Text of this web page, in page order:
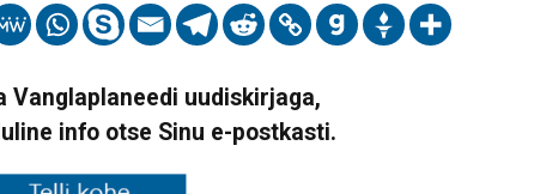
Vanglaplaneedi uudiskirjaga,
info otse Sinu e-postkasti.